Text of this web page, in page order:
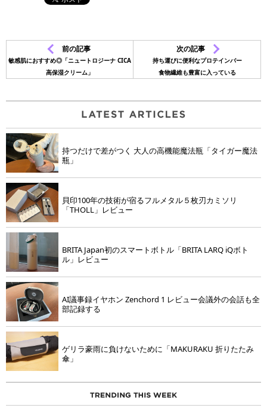
前の記事
敏感肌におすすめ◎「ニュートロジーナ CICA
高保湿クリーム」
次の記事
持ち運びに便利なプロテインバー
食物繊維も豊富に入っている
持つだけで差がつく 大人の高機能魔法瓶「タイガー魔法
瓶」
貝印100年の技術が宿るフルメタル５枚刃カミソリ
「THOLL」レビュー
BRITA Japan初のスマートボトル「BRITA LARQ iQボト
ル」レビュー
AI議事録イヤホン Zenchord 1 レビュー会議外の会話も全
部記録する
ゲリラ豪雨に負けないために「MAKURAKU 折りたたみ
傘」